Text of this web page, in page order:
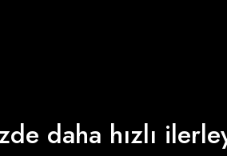
daha hızlı